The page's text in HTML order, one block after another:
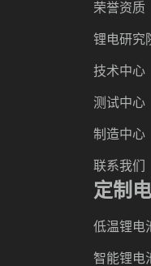
荣誉资质
锂电研究
技术中心
测试中心
制造中心
联系我们
定制
低温锂电
智能锂电